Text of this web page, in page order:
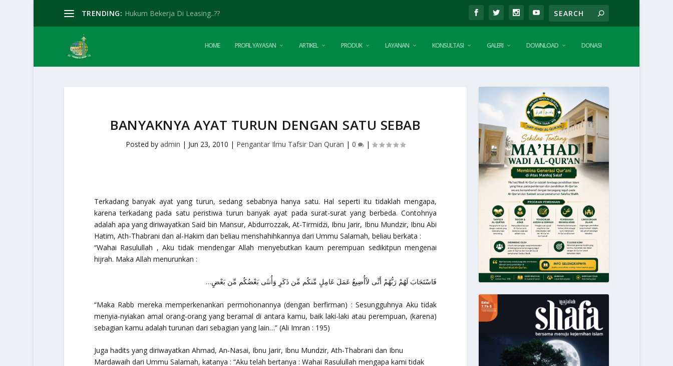
TRENDING: Hukum Bekerja Di Leasing..??
HOME PROFIL YAYASAN ARTIKEL PRODUK LAYANAN KONSULTASI GALERI DOWNLOAD DONASI
BANYAKNYA AYAT TURUN DENGAN SATU SEBAB
Posted by admin | Jun 23, 2010 | Pengantar Ilmu Tafsir Dan Quran | 0 |
Terkadang banyak ayat yang turun, sedang sebabnya hanya satu. Hal seperti itu tidaklah mengapa,
karena terkadang pada satu peristiwa turun banyak ayat pada surat-surat yang berbeda. Contohnya
adalah apa yang diriwayatkan Said bin Mansur, Abdurrozzak, At-Tirmidzi, Ibnu Jarir, Ibnu Mundzir, Ibnu Abi
Hatim, Ath-Thabrani dan al-Hakim dan beliau menshahihkannya dari Ummu Salamah, beliau berkata :
“Wahai Rasulullah , Aku tidak mendengar Allah menyebutkan kaum perempuan sedikitpun mengenai
hijrah. Maka Allah menurunkan :
فَاسْتَجَابَ لَهُمْ رَبُّهُمْ أَنِّى لآَأُضِيعُ عَمَلَ عَامِلٍ مِّنكُم مِّن ذَكَرٍ وَأُنثَى بَعْضُكُم مِّن بَعْضٍ…
“Maka Rabb mereka memperkenankan permohonannya (dengan berfirman) : Sesungguhnya Aku tidak
menyia-nyiakan amal orang-orang yang beramal di antara kamu, baik laki-laki atau perempuan, (karena)
sebagian kamu adalah turunan dari sebagian yang lain…”(Ali Imran : 195)
Juga hadits yang diriwayatkan Ahmad, An-Nasai, Ibnu Jarir, Ibnu Mundzir, Ath-Thabrani dan Ibnu
Mardawaih dari Ummu Salamah, katanya : “Aku telah bertanya : Wahai Rasulullah mengapa kami tidak